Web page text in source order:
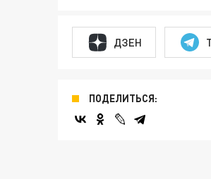
ДЗЕН
ПОДЕЛИТЬСЯ: